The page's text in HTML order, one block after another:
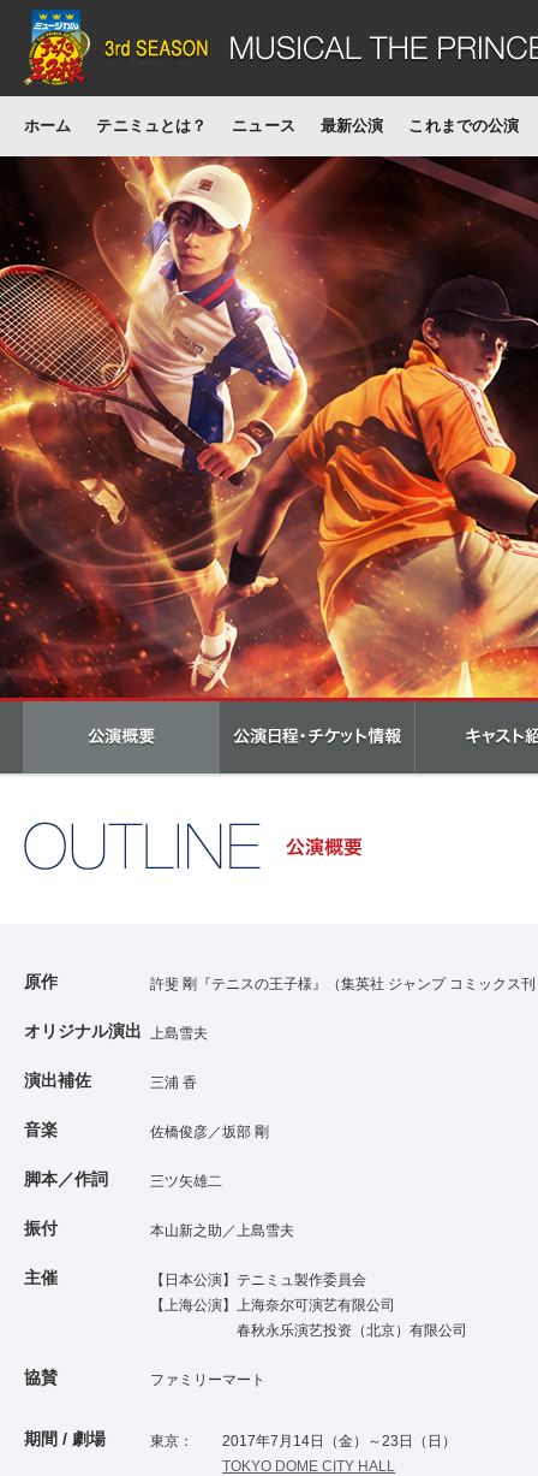
ホーム テニミュとは？ ニュース 最新公演 これまでの公演
原作 許斐 剛『テニスの王子様』（集英社 ジャンプ コミックス
オリジナル演出 上島雪夫
演出補佐 三浦 香
音楽 佐橋俊彦／坂部 剛
脚本／作詞 三ツ矢雄二
振付 本山新之助／上島雪夫
主催
【日本公演】テニミュ製作委員会
【上海公演】上海奈尔可演艺有限公司
春秋永乐演艺投资（北京）有限公司
協賛 ファミリーマート
期間 / 劇場 東京：
2017年7月14日（金）～23日（日）
TOKYO DOME CITY HALL